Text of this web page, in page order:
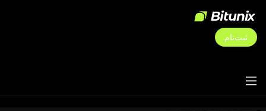
ثبت‌نام